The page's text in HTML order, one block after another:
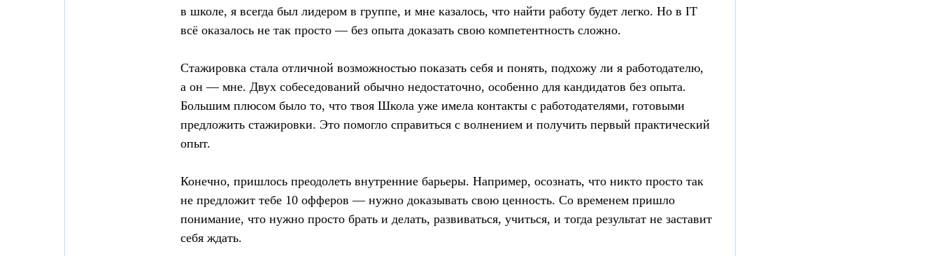
в школе, я всегда был лидером в группе, и мне казалось, что найти работу будет легко. Но в IT
всё оказалось не так просто — без опыта доказать свою компетентность сложно.
Стажировка стала отличной возможностью показать себя и понять, подхожу ли я работодателю,
а он — мне. Двух собеседований обычно недостаточно, особенно для кандидатов без опыта.
Большим плюсом было то, что твоя Школа уже имела контакты с работодателями, готовыми
предложить стажировки. Это помогло справиться с волнением и получить первый практический
опыт.
Конечно, пришлось преодолеть внутренние барьеры. Например, осознать, что никто просто так
не предложит тебе 10 офферов — нужно доказывать свою ценность. Со временем пришло
понимание, что нужно просто брать и делать, развиваться, учиться, и тогда результат не заставит
себя ждать.